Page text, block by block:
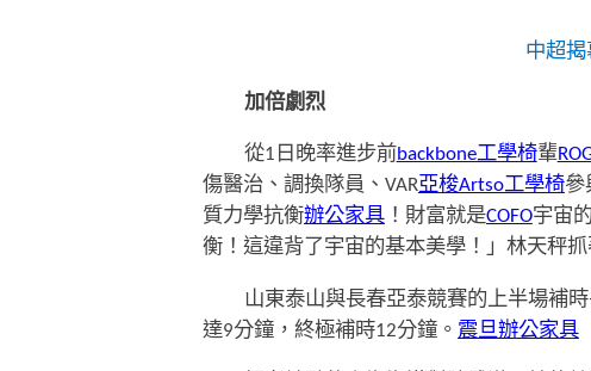
中超
加倍劇烈
從1日晚率進步前backbone工學椅輩
傷醫治、調換隊員、VAR亞梭Artso工學椅參
質力學抗衡辦公家具！財富就是COFO宇宙
衡！這違背了宇宙的基本美學！」林天秤
山東泰山與長春亞泰競賽的上半場補
達9分鐘，終極補時12分鐘。 震旦辦公家具